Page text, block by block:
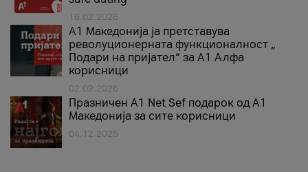
16.02.2026
А1 Македонија ја претставува
револуционерната функционалност „
Подари на пријател“ за А1 Алфа
корисници
02.02.2026
Празничен A1 Net Sеf подарок од А1
Македонија за сите корисници
04.12.2025